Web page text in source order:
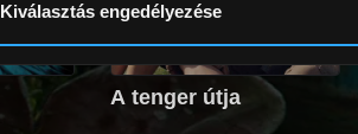
Kiválasztás engedélyezése
A tenger útja